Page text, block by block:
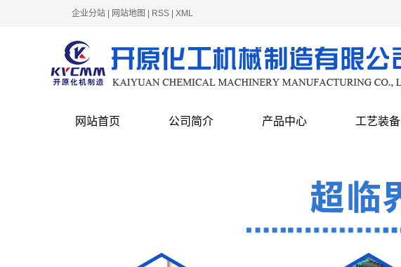
企业分站 网站地图 RSS XML
网站首页 公司简介 产品中心 工艺装备